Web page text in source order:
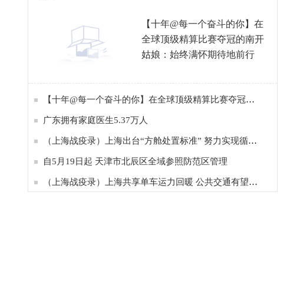
【十年@每一个奋斗的你】在
全球顶级精算比赛夺冠的南开
姑娘：始终满怀期待地前行
【十年@每一个奋斗的你】在全球顶级精算比赛夺冠的南开姑娘：始终满怀期待地前行
广东拥有家庭医生5.37万人
（上海战疫录）上海出台“方舱处置标准” 努力实现循环利用、资源再生、安全处置
自5月19日起 天津市北辰区全域参照防范区管理
（上海战疫录）上海共享单车运力回暖 公共交通有望从22日起逐步恢复